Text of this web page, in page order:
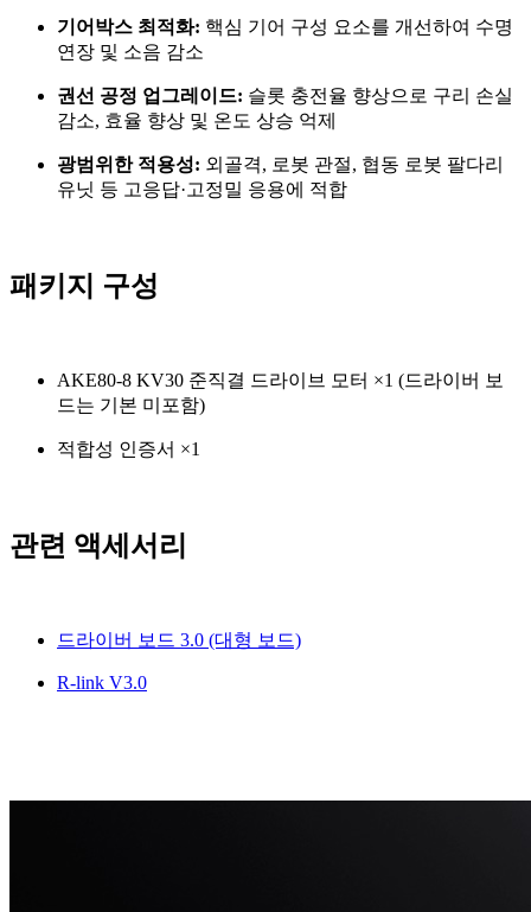
기어박스 최적화: 핵심 기어 구성 요소를 개선하여 수명
연장 및 소음 감소
권선 공정 업그레이드: 슬롯 충전율 향상으로 구리 손실
감소, 효율 향상 및 온도 상승 억제
광범위한 적용성: 외골격, 로봇 관절, 협동 로봇 팔다리
유닛 등 고응답·고정밀 응용에 적합
패키지 구성
AKE80-8 KV30 준직결 드라이브 모터 ×1 (드라이버 보
드는 기본 미포함)
적합성 인증서 ×1
관련 액세서리
드라이버 보드 3.0 (대형 보드)
R-link V3.0